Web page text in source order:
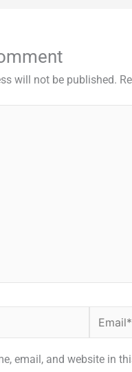
will not be published.
email, and website in